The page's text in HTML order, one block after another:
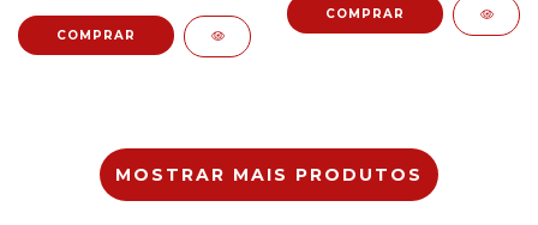
MOSTRAR MAIS PRODUTOS